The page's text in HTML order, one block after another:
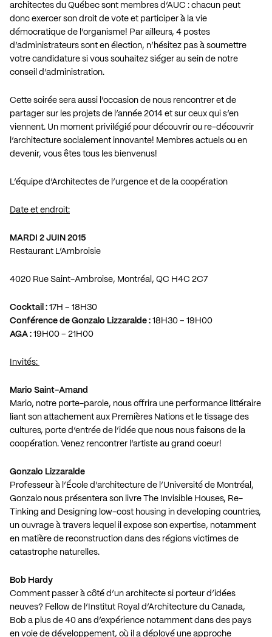
architectes du Québec sont membres d’AUC : chacun peut
donc exercer son droit de vote et participer à la vie
démocratique de l’organisme! Par ailleurs, 4 postes
d’administrateurs sont en élection, n’hésitez pas à soumettre
votre candidature si vous souhaitez siéger au sein de notre
conseil d’administration.
Cette soirée sera aussi l’occasion de nous rencontrer et de
partager sur les projets de l’année 2014 et sur ceux qui s’en
viennent. Un moment privilégié pour découvrir ou re-découvrir
l’architecture socialement innovante! Membres actuels ou en
devenir, vous êtes tous les bienvenus!
L’équipe d’Architectes de l’urgence et de la coopération
Date et endroit:
MARDI 2 JUIN 2015
Restaurant L’Ambroisie
4020 Rue Saint-Ambroise, Montréal, QC H4C 2C7
Cocktail : 17H – 18H30
Conférence de Gonzalo Lizzaralde : 18H30 – 19H00
AGA : 19H00 – 21H00
Invités:
Mario Saint-Amand
Mario, notre porte-parole, nous offrira une performance littéraire
liant son attachement aux Premières Nations et le tissage des
cultures, porte d’entrée de l’idée que nous nous faisons de la
coopération. Venez rencontrer l’artiste au grand coeur!
Gonzalo Lizzaralde
Professeur à l’École d’architecture de l’Université de Montréal,
Gonzalo nous présentera son livre The Invisible Houses, Re-
Tinking and Designing low-cost housing in developing countries,
un ouvrage à travers lequel il expose son expertise, notamment
en matière de reconstruction dans des régions victimes de
catastrophe naturelles.
Bob Hardy
Comment passer à côté d’un architecte si porteur d’idées
neuves? Fellow de l’Institut Royal d’Architecture du Canada,
Bob a plus de 40 ans d’expérience notamment dans des pays
en voie de développement, où il a déployé une approche